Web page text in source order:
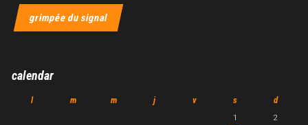
grimpée du signal
calendar
l m m j v s d
1
2